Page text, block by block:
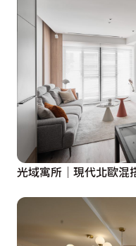
光域寓所│現代北歐混